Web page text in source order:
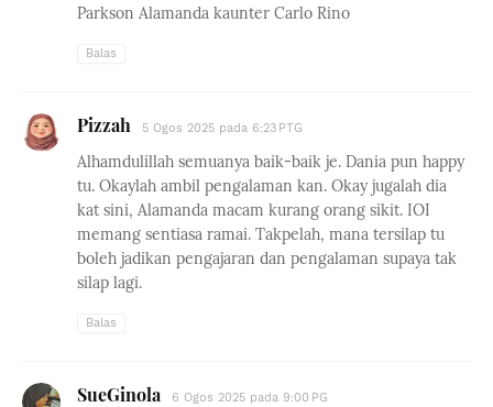
Parkson Alamanda kaunter Carlo Rino
Balas
Pizzah 5 Ogos 2025 pada 6:23 PTG
Alhamdulillah semuanya baik-baik je. Dania pun happy
tu. Okaylah ambil pengalaman kan. Okay jugalah dia
kat sini, Alamanda macam kurang orang sikit. IOI
memang sentiasa ramai. Takpelah, mana tersilap tu
boleh jadikan pengajaran dan pengalaman supaya tak
silap lagi.
Balas
SueGinola 6 Ogos 2025 pada 9:00 PG